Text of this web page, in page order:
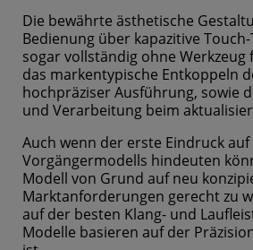
Die bewährte ästhetische
Bedienung über kapazitive
sogar vollständig ohne
das markentypische Entkoppeln
hochpräziser Ausführung, sowie
und Verarbeitung beim
Auch wenn der erste Eindruck
Vorgängermodells hindeuten
Modell von Grund auf neu
Marktanforderungen gerecht zu
auf der besten Klang- und
Modelle basieren auf der